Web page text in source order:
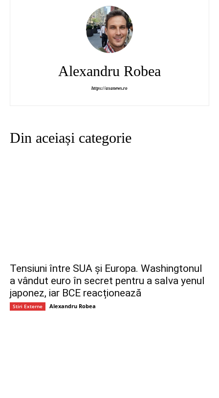
Alexandru Robea
https://axanews.ro
Din aceiași categorie
Tensiuni între SUA și Europa. Washingtonul
a vândut euro în secret pentru a salva yenul
japonez, iar BCE reacționează
Stiri Externe Alexandru Robea